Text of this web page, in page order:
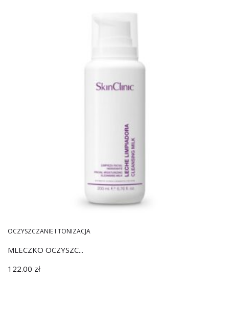
OCZYSZCZANIE I TONIZACJA
MLECZKO OCZYSZC...
122.00 zł